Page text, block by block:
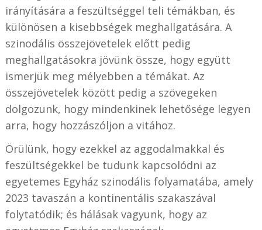
irányítására a feszültséggel teli témákban, és
különösen a kisebbségek meghallgatására. A
szinodális összejövetelek előtt pedig
meghallgatásokra jövünk össze, hogy együtt
ismerjük meg mélyebben a témákat. Az
összejövetelek között pedig a szövegeken
dolgozunk, hogy mindenkinek lehetősége legyen
arra, hogy hozzászóljon a vitához.
Örülünk, hogy ezekkel az aggodalmakkal és
feszültségekkel be tudunk kapcsolódni az
egyetemes Egyház szinodális folyamatába, amely
2023 tavaszán a kontinentális szakaszával
folytatódik; és hálásak vagyunk, hogy az